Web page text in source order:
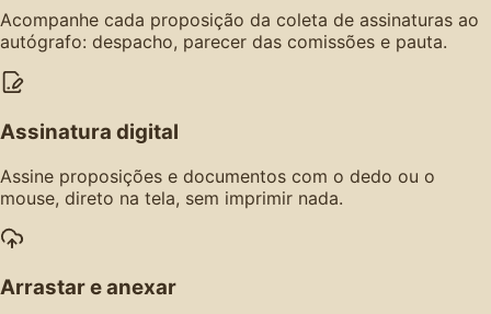
Acompanhe cada proposição da coleta de assinaturas ao
autógrafo: despacho, parecer das comissões e pauta.
Assinatura digital
Assine proposições e documentos com o dedo ou o
mouse, direto na tela, sem imprimir nada.
Arrastar e anexar